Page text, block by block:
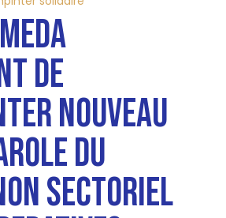
DE
NOUVEAU
DU
SECTORIEL